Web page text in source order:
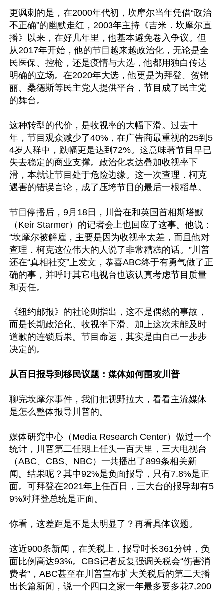
更讽刺的是，在2000年代初，坎摩尔当年凭借“政治
不正确”的幽默走红，2003年主持《吉米．坎摩尔直
播》以来，在好几年里，他基本避免卷入争议。但
从2017年开始，他的节目越来越政治化，无论是全
民医保、控枪，还是疫情与大选，他都用独白传达
明确的立场。在2020年大选，他更是为拜登、贺锦
丽、桑德斯等民主党人提供平台，节目成了民主党
的舞台。
这种转型的代价，是收视率的大幅下滑。过去十
年，节目观众减少了40%，在广告商最重视的25到5
4岁人群中，跌幅更是达到72%。这意味著节目早已
失去稳定的商业支撑。政治化表达叠加收视率下
滑，本就让节目处于危险边缘。这一次查理．柯克
遇害的错误言论，成了压垮节目的最后一根稻草。
节目停播后，9月18日，川普在和英国首相斯塔默
（Keir Starmer）的记者会上也回应了这事。他说：
“坎摩尔被解雇，主要是因为收视率太差，而且他对
查理．柯克这位伟大的人说了非常糟糕的话。”川普
还在“真相社交”上发文，恭喜ABC终于有勇气做了正
确的事，并呼吁其它电视台也该认真考虑节目质量
和责任。
《纽约邮报》的社论则指出，这不是偶然的事故，
而是长期政治化、收视率下滑、加上这次未能及时
道歉的连锁后果。节目命运，其实是由自己一步步
决定的。
从百日报导到移民议题：媒体如何围攻川普
聊完坎摩尔事件，我们把视野拉大，看看主流媒体
是怎么整体报导川普的。
媒体研究中心（Media Research Center）做过一个
统计，川普第二任期上任头一百天里，三大电视台
（ABC、CBS、NBC）一共播出了899条相关新
闻。结果呢？其中92%是负面报导，只有7.8%是正
面。可拜登在2021年上任百日，三大台的报导却有5
9%对拜登总统是正面。
你看，这差距是不是太明显了？再看具体议题。
这近900条新闻，在关税上，报导时长361分钟，负
面比例高达93%。CBS记者反复强调关税会“伤害消
费者”，ABC甚至在川普宣布扩大关税后的第二天播
出长篇新闻，说一个四口之家一年最多要多花7,200